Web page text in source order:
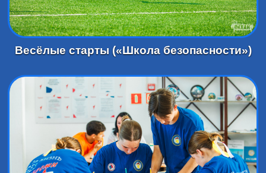
Весёлые старты («Школа безопасности»)